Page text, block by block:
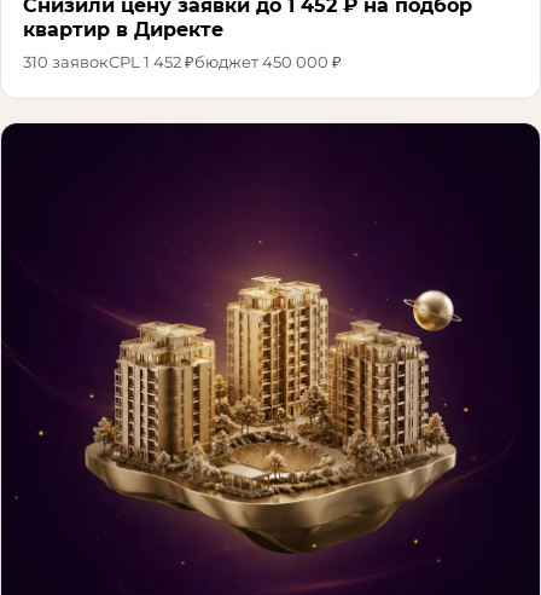
Снизили цену заявки до 1 452 ₽ на подбор
квартир в Директе
310 заявокCPL 1 452 ₽бюджет450 000 ₽